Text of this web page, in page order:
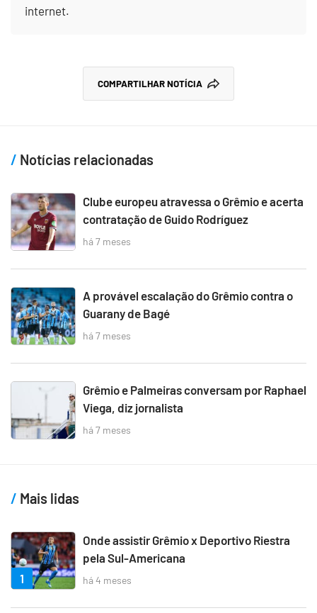
internet.
COMPARTILHAR NOTÍCIA
Notícias relacionadas
Clube europeu atravessa o Grêmio e acerta
contratação de Guido Rodríguez
há 7 meses
A provável escalação do Grêmio contra o
Guarany de Bagé
há 7 meses
Grêmio e Palmeiras conversam por Raphael
Viega, diz jornalista
há 7 meses
Mais lidas
1
Onde assistir Grêmio x Deportivo Riestra
pela Sul-Americana
há 4 meses